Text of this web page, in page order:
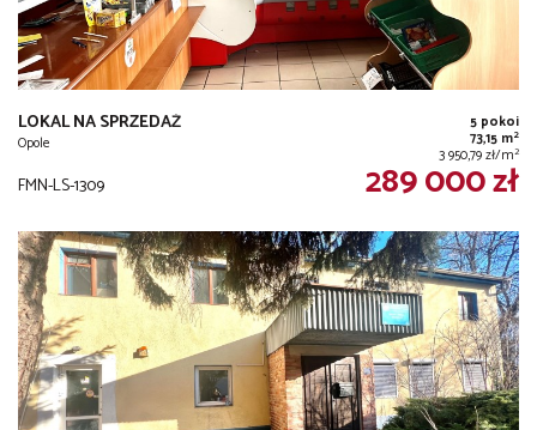
LOKAL NA SPRZEDAŻ
Opole
5 pokoi
73,15 m2
3 950,79 zł/m2
FMN-LS-1309 289 000 zł